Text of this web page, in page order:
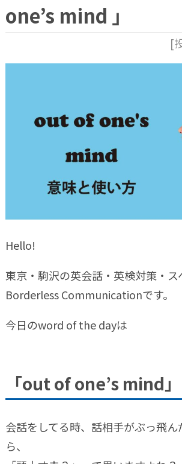
one’s mind 」
[
Hello!
東京・駒沢の英会話・英検対策・ス
Borderless Communicationです。
今日のword of the dayは
「out of one’s mind」
会話をしてる時、話相手がぶっ飛ん
ら、